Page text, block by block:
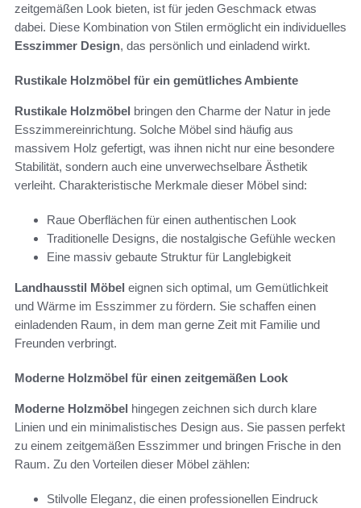
zeitgemäßen Look bieten, ist für jeden Geschmack etwas
dabei. Diese Kombination von Stilen ermöglicht ein individuelles
Esszimmer Design, das persönlich und einladend wirkt.
Rustikale Holzmöbel für ein gemütliches Ambiente
Rustikale Holzmöbel bringen den Charme der Natur in jede
Esszimmereinrichtung. Solche Möbel sind häufig aus
massivem Holz gefertigt, was ihnen nicht nur eine besondere
Stabilität, sondern auch eine unverwechselbare Ästhetik
verleiht. Charakteristische Merkmale dieser Möbel sind:
Raue Oberflächen für einen authentischen Look
Traditionelle Designs, die nostalgische Gefühle wecken
Eine massiv gebaute Struktur für Langlebigkeit
Landhausstil Möbel eignen sich optimal, um Gemütlichkeit
und Wärme im Esszimmer zu fördern. Sie schaffen einen
einladenden Raum, in dem man gerne Zeit mit Familie und
Freunden verbringt.
Moderne Holzmöbel für einen zeitgemäßen Look
Moderne Holzmöbel hingegen zeichnen sich durch klare
Linien und ein minimalistisches Design aus. Sie passen perfekt
zu einem zeitgemäßen Esszimmer und bringen Frische in den
Raum. Zu den Vorteilen dieser Möbel zählen:
Stilvolle Eleganz, die einen professionellen Eindruck